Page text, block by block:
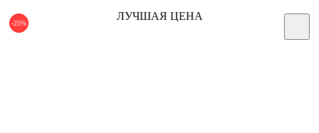
-25%
ЛУЧШАЯ ЦЕНА